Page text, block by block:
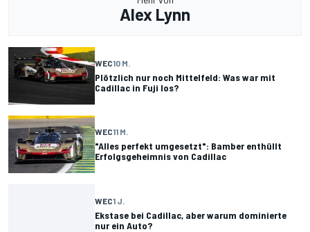
Alex Lynn
WEC10 M.
Plötzlich nur noch Mittelfeld: Was war mit
Cadillac in Fuji los?
WEC11 M.
"Alles perfekt umgesetzt": Bamber enthüllt
Erfolgsgeheimnis von Cadillac
WEC1 J.
Ekstase bei Cadillac, aber warum dominierte
nur ein Auto?